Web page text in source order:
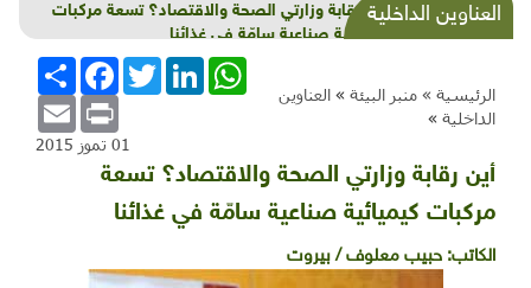
العناوين الداخليةأين رقابة وزارتي الصحة والاقتصاد؟ تسعة مركبات
كيميائية صناعية سامّة في غذائنا
الرئيسية » منبر البيئة » العناوين
الداخلية »
انشر
FacebookTwitterLinkedInWhatsApp
Email Print
01 تموز 2015
أين رقابة وزارتي الصحة والاقتصاد؟ تسعة
مركبات كيميائية صناعية سامّة في غذائنا
الكاتب: حبيب معلوف / بيروت